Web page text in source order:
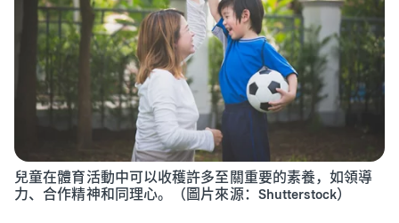
兒童在體育活動中可以收穫許多至關重要的素養，如領導
力、合作精神和同理心。（圖片來源：Shutterstock）